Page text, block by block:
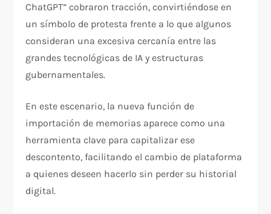
ChatGPT” cobraron tracción, convirtiéndose en
un símbolo de protesta frente a lo que algunos
consideran una excesiva cercanía entre las
grandes tecnológicas de IA y estructuras
gubernamentales.
En este escenario, la nueva función de
importación de memorias aparece como una
herramienta clave para capitalizar ese
descontento, facilitando el cambio de plataforma
a quienes deseen hacerlo sin perder su historial
digital.